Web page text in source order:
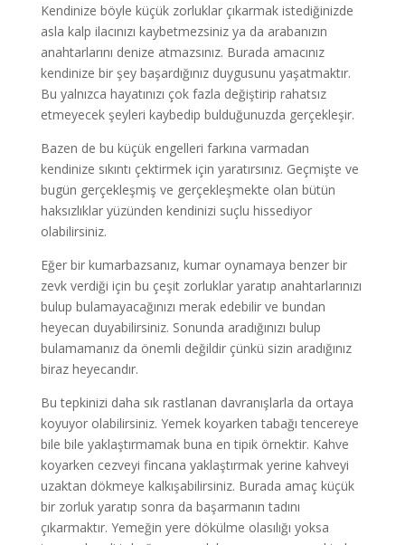
Kendinize böyle küçük zorluklar çıkarmak istediğinizde
asla kalp ilacınızı kaybetmezsiniz ya da arabanızın
anahtarlarını denize atmazsınız. Burada amacınız
kendinize bir şey başardığınız duygusunu yaşatmaktır.
Bu yalnızca hayatınızı çok fazla değiştirip rahatsız
etmeyecek şeyleri kaybedip bulduğunuzda gerçekleşir.
Bazen de bu küçük engelleri farkına varmadan
kendinize sıkıntı çektirmek için yaratırsınız. Geçmişte ve
bugün gerçekleşmiş ve gerçekleşmekte olan bütün
haksızlıklar yüzünden kendinizi suçlu hissediyor
olabilirsiniz.
Eğer bir kumarbazsanız, kumar oynamaya benzer bir
zevk verdiği için bu çeşit zorluklar yaratıp anahtarlarınızı
bulup bulamayacağınızı merak edebilir ve bundan
heyecan duyabilirsiniz. Sonunda aradığınızı bulup
bulamamanız da önemli değildir çünkü sizin aradığınız
biraz heyecandır.
Bu tepkinizi daha sık rastlanan davranışlarla da ortaya
koyuyor olabilirsiniz. Yemek koyarken tabağı tencereye
bile bile yaklaştırmamak buna en tipik örnektir. Kahve
koyarken cezveyi fincana yaklaştırmak yerine kahveyi
uzaktan dökmeye kalkışabilirsiniz. Burada amaç küçük
bir zorluk yaratıp sonra da başarmanın tadını
çıkarmaktır. Yemeğin yere dökülme olasılığı yoksa